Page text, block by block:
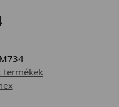
termékek